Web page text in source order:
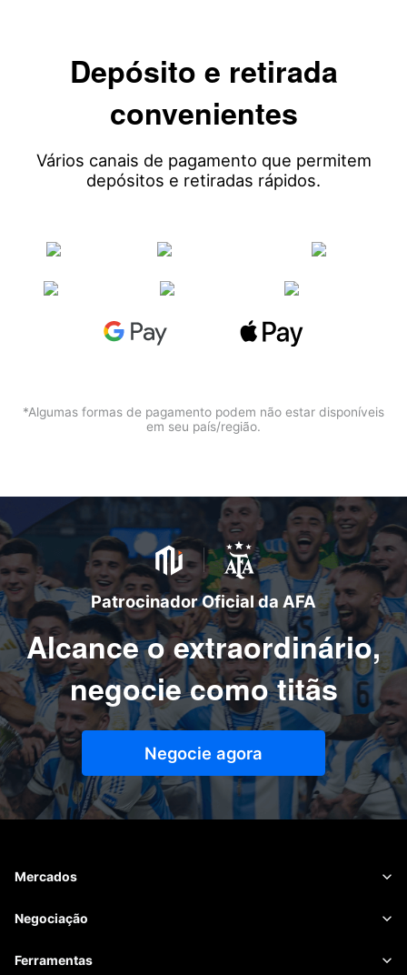
Depósito e retirada
convenientes
Vários canais de pagamento que permitem
depósitos e retiradas rápidos.
*Algumas formas de pagamento podem não estar disponíveis
em seu país/região.
Patrocinador Oficial da AFA
Alcance o extraordinário,
negocie como titãs
Negocie agora
Mercados
Forex
Commodities
Negociação
Plataforma de Negociação
Ferramentas